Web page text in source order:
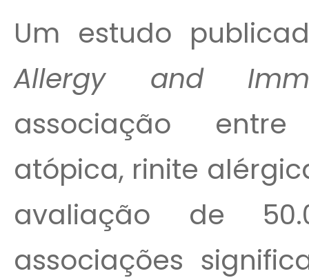
Um estudo
Allergy and
associação
atópica, rinite
avaliação de
associações